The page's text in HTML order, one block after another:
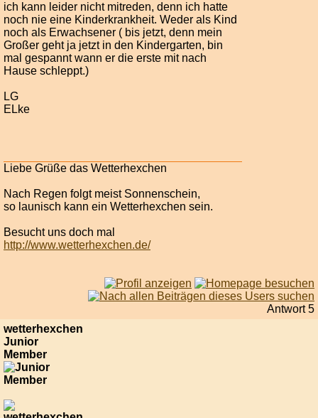
ich kann leider nicht mitreden, denn ich hatte
noch nie eine Kinderkrankheit. Weder als Kind
noch als Erwachsener ( bis jetzt, denn mein
Großer geht ja jetzt in den Kindergarten, bin
mal gespannt wann er die erste mit nach
Hause schleppt.)
LG
ELke
Liebe Grüße das Wetterhexchen
Nach Regen folgt meist Sonnenschein,
so launisch kann ein Wetterhexchen sein.
Besucht uns doch mal
http://www.wetterhexchen.de/
Antwort 5
wetterhexchen
Junior
Member